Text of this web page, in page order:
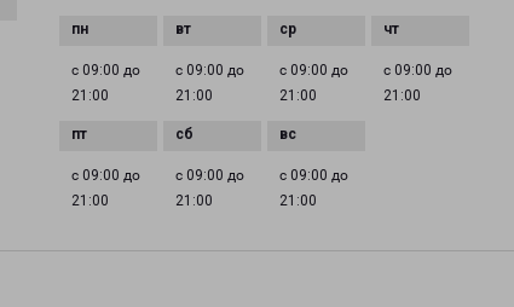
с 09:00 до
21:00
с 09:00 до
21:00
с 09:00 до
21:00
с 09:00 до
21:00
с 09:00 до
21:00
с 09:00 до
21:00
с 09:00 до
21:00